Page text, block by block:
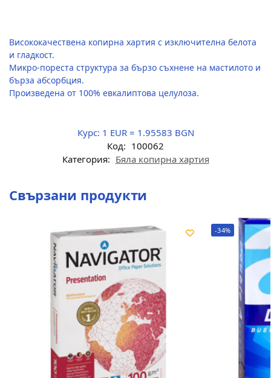
Висококачествена копирна хартия с изключителна белота
и гладкост.
Микро-пореста структура за бързо съхнене на мастилото и
бърза абсорбция.
Произведена от 100% евкалиптова целулоза.
Курс: 1 EUR = 1.95583 BGN
Код: 100062
Категория: Бяла копирна хартия
Свързани продукти
-34%